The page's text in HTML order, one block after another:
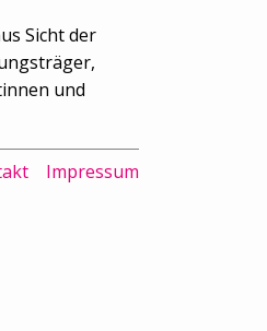
Sicht der
und
Impressum